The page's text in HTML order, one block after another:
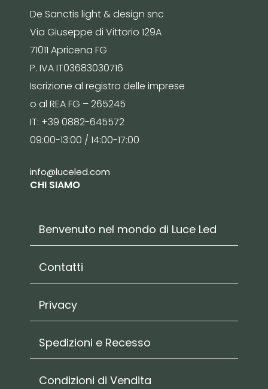
De Sanctis light & design snc
Via Giuseppe di Vittorio 129A
71011 Apricena FG
P. IVA IT03683030716
Iscrizione al registro delle imprese
o al REA FG – 265245
IT: +39 0882-645572
09:00-13:00 / 14:00-17:00
info@luceled.com
CHI SIAMO
Benvenuto nel mondo di Luce Led
Contatti
Privacy
Spedizioni e Recesso
Condizioni di Vendita